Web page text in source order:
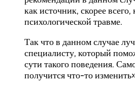
как источник, скорее всего,
психологической травме.
Так что в данном случае
специалисту, который
сути такого поведения.
получится что-то